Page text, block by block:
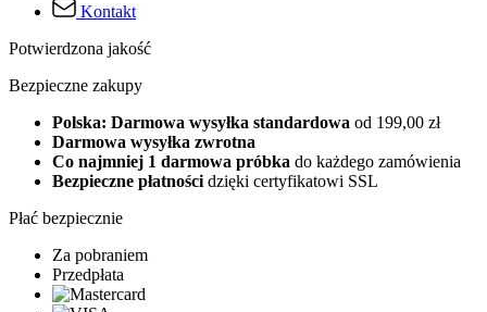
Kontakt
Potwierdzona jakość
Bezpieczne zakupy
Polska: Darmowa wysyłka standardowa od 199,00 zł
Darmowa wysyłka zwrotna
Co najmniej 1 darmowa próbka do każdego zamówienia
Bezpieczne płatności dzięki certyfikatowi SSL
Płać bezpiecznie
Za pobraniem
Przedpłata